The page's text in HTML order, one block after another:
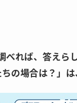
べれば、答えら
の場合は？」は